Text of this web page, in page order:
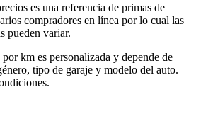
es una referencia de primas de
compradores en línea por lo cual las
pueden variar.
km es personalizada y depende de
tipo de garaje y modelo del auto.